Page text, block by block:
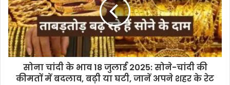
सोना चांदी के भाव 18 जुलाई 2025: सोने-चांदी की
कीमतों में बदलाव, बढ़ी या घटी, जानें अपने शहर के रेट